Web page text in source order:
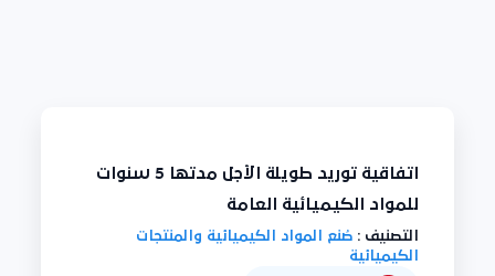
اتفاقية توريد طويلة الأجل مدتها 5 سنوات
للمواد الكيميائية العامة
التصنيف : صُنع المواد الكيميائية والمنتجات
الكيميائية